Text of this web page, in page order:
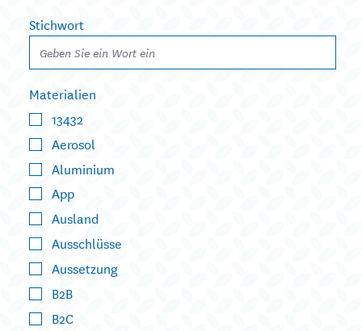
Stichwort
Materialien
13432
Aerosol
Aluminium
App
Ausland
Ausschlüsse
Aussetzung
B2B
B2C